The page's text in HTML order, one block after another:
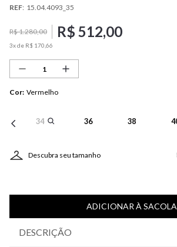
REF: 15.04.4093_35
R$1.280,00 R$ 512,00
3x de R$ 170 66
Cor: Vermelho
34 36 38
Descubra seu tamanho
ADICIONAR À SACOLA
DESCRIÇÃO